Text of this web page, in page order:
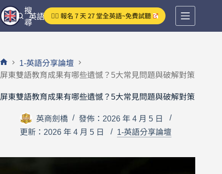
跳
至
主
容
英語分享論壇
搜
尋
👉🏻 報名 7 天 27 堂全英語~免費試聽
首
1-英語分享論壇
屏東雙語教育成果有哪些遺憾？5大常見問題與破解對策
屏東雙語教育成果有哪些遺憾？5大常見問題與破解對策
英商劍橋
發佈：2026 年 4 月 5 日
更新：2026 年 4 月 5 日
1-英語分享論壇